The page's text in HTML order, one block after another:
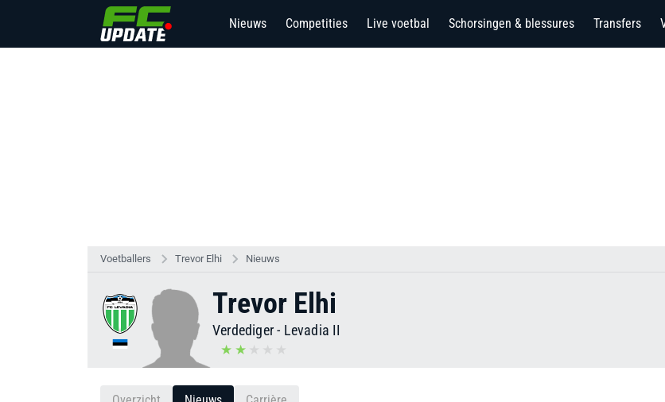
Nieuws Competities Live voetbal Schorsingen & blessures Transfers
Voetballers Trevor Elhi Nieuws
Trevor Elhi
Verdediger- Levadia II